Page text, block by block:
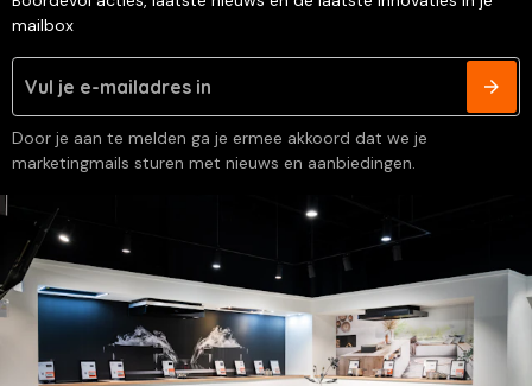
mailbox
Door je aan te melden ga je ermee akkoord dat we je
marketingmails sturen met nieuws en aanbiedingen.